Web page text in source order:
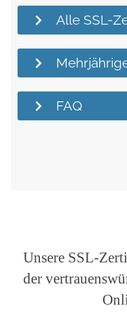
Alle SSL-
FAQ
Unsere SSL-
der